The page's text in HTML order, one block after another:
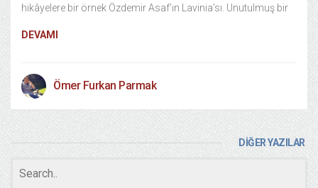
hikâyelere bir örnek Özdemir Asaf’ın Lavinia’sı. Unutulmuş bir
DEVAMI
Ömer Furkan Parmak
DİĞER YAZILAR